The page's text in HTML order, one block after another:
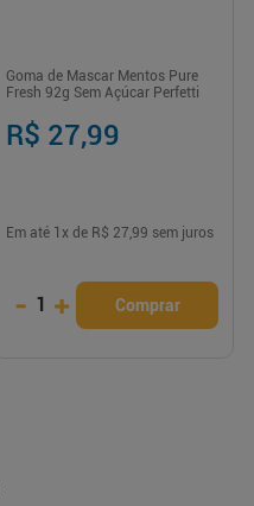
Goma de Mascar Mentos Pure
Fresh 92g Sem Açúcar Perfetti
R$ 27,99
Em até 1 x de R$ 27,99 sem juros
- 1 + Comprar